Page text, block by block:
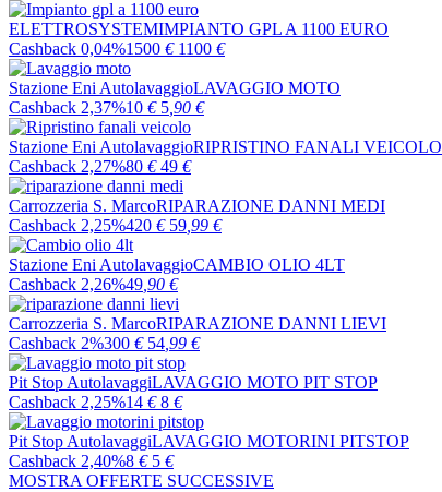
ELETTROSYSTEMIMPIANTO GPL A 1100 EURO
Cashback 0,04%1500 € 1100 €
Stazione Eni AutolavaggioLAVAGGIO MOTO
Cashback 2,37%10 € 5 ,90 €
Stazione Eni AutolavaggioRIPRISTINO FANALI VEICOLO
Cashback 2,27%80 € 49 €
Carrozzeria S. MarcoRIPARAZIONE DANNI MEDI
Cashback 2,25%420 € 59 ,99 €
Stazione Eni AutolavaggioCAMBIO OLIO 4LT
Cashback 2,26%49 ,90 €
Carrozzeria S. MarcoRIPARAZIONE DANNI LIEVI
Cashback 2%300 € 54 ,99 €
Pit Stop AutolavaggiLAVAGGIO MOTO PIT STOP
Cashback 2,25%14 € 8 €
Pit Stop AutolavaggiLAVAGGIO MOTORINI PITSTOP
Cashback 2,40%8 € 5 €
MOSTRA OFFERTE SUCCESSIVE